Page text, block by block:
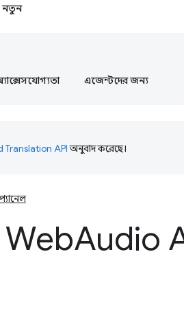
নতুন
এজেন্টদের জন্য
Translation APIঅনুবাদ করেছে।
Audio